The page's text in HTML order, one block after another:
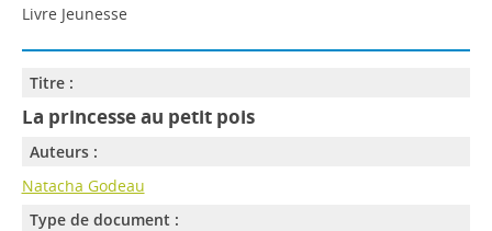
Livre Jeunesse
Titre :
La princesse au petit pois
Auteurs :
Natacha Godeau
Type de document :